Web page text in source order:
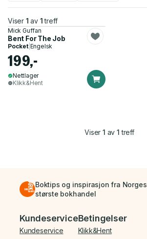
Viser 1 av 1 treff
Mick Guffan
Bent For The Job
Pocket| Engelsk
199,-
Nettlager
Klikk&Hent
Viser1 av 1 treff
Boktips og inspirasjon fra Norges
største bokhandel
Bunnmeny
Kundeservice
Kundeservice
Betingelser
Klikk&Hent